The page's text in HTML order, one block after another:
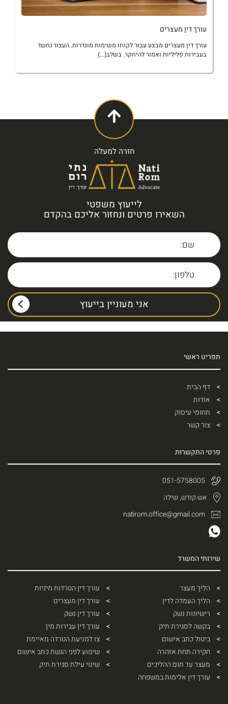
עורך דין מעצרים
עורך דין מעצרים מבצע עבור לקוחו משימות מוגדרות. העצור נחשד
בעבירות פליליות ואמור להיחקר. בשלב(...)
חזרה למעלה
לייעוץ משפטי
השאירו פרטים ונחזור אליכם בהקדם
תפריט ראשי
דף הבית
אודות
תחומי עיסוק
צור קשר
שירותי המשרד
הליך מעצר
הליך העמדה לדין
רישיונות נשק
בקשה לסגירת תיק
ביטול כתב אישום
חקירה תחת אזהרה
מעצר עד תום ההליכים
עורך דין אלימות במשפחה
עורך דין הטרדות מיניות
עורך דין מעצרים
עורך דין נשק
עורך דין עבירות מין
צו למניעת הטרדה מאיימת
שימוע לפני הגשת כתב אישום
שינוי עילת סגירת תיק
פרטי התקשרות
051-5758005
אש קודש, שילה
natirom.office@gmail.com